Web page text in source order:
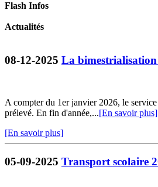
Flash Infos
Actualités
08-12-2025 La bimestrialisation
A compter du 1er janvier 2026, le
prélevé. En fin d'année,...[En savoir plus]
[En savoir plus]
05-09-2025 Transport scolaire